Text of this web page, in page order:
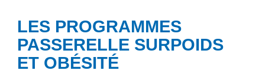
LES PROGRAMMES
PASSERELLE SURPOIDS
ET OBÉSITÉ